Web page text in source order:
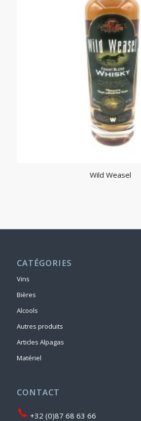
Wild Weasel
CATÉGORIES
Vins
Bières
Alcools
Autres produits
Articles Alpagas
Matériel
CONTACT
+32 (0)87 68 63 66